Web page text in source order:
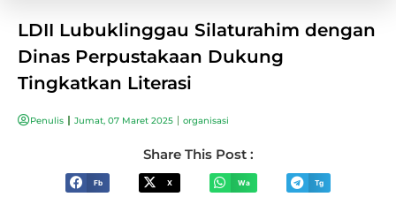
LDII Lubuklinggau Silaturahim dengan
Dinas Perpustakaan Dukung
Tingkatkan Literasi
Penulis Jumat, 07 Maret 2025 organisasi
Share This Post :
Fb X Wa Tg